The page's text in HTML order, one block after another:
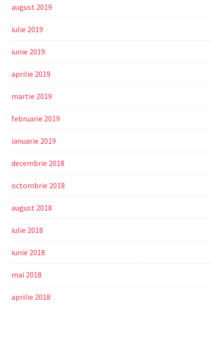
august 2019
iulie 2019
iunie 2019
aprilie 2019
martie 2019
februarie 2019
ianuarie 2019
decembrie 2018
octombrie 2018
august 2018
iulie 2018
iunie 2018
mai 2018
aprilie 2018